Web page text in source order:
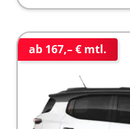
ab 167,– € mtl.